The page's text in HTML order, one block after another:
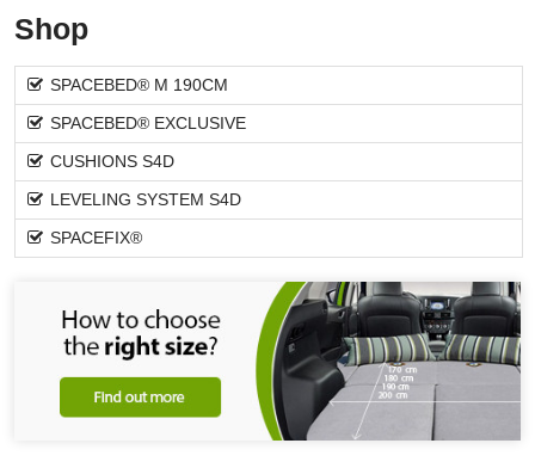
Shop
SPACEBED® M 190CM
SPACEBED® EXCLUSIVE
CUSHIONS S4D
LEVELING SYSTEM S4D
SPACEFIX®